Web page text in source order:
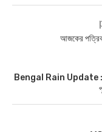
আজকের
Bengal Rain Update :